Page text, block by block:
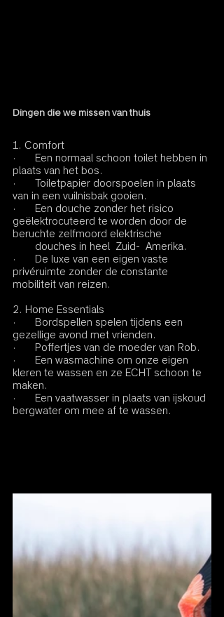
Dingen die we missen van thuis
1. Comfort
·       Een normaal schoon toilet hebben in
plaats van het bos.
·       Toiletpapier doorspoelen in plaats
van in een vuilnisbak gooien.
·       Een douche zonder het risico
geëlektrocuteerd te worden door de
beruchte zelfmoord elektrische
        douches in heel  Zuid-  Amerika.
·       De luxe van een eigen vaste
privéruimte zonder de constante
mobiliteit van reizen.
2. Home Essentials
·       Bordspellen spelen tijdens een
gezellige avond met vrienden.
·       Poffertjes van de moeder van Rob.
·       Een wasmachine om onze eigen
kleren te wassen en ze ECHT schoon te
maken.
·       Een vaatwasser in plaats van ijskoud
bergwater om mee af te wassen.